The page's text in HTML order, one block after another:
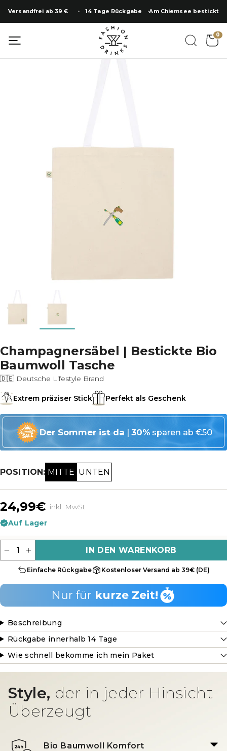
Inhalt
springen
Versandfrei ab 39 € 14 Tage Rückgabe Am Chiemsee bestickt
0
Champagnersäbel | Bestickte Bio
Baumwoll Tasche
🇩🇪 Deutsche Lifestyle Brand
Extrem präziser Stick Perfekt als Geschenk
Der Sommer ist da | 30%sparen ab €50
POSITION: MITTE UNTEN
24,99€ inkl. MwSt
Auf Lager
IN DEN WARENKORB
Einfache Rückgabe Kostenloser Versand ab 39€ (DE)
Nur für kurze Zeit!
Beschreibung
Rückgabe innerhalb 14 Tage
Wie schnell bekomme ich mein Paket
Style, der in jeder Hinsicht
Überzeugt
Bio Baumwoll Komfort